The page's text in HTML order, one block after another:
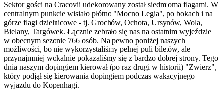
Sektor gości na Cracovii udekorowany został siedmioma flagami. W
centralnym punkcie wisiało płótno "Mocno Legia", po bokach i na
górze flagi dzielnicowe - tj. Grochów, Ochota, Ursynów, Wola,
Bielany, Targówek. Łącznie zebrało się nas na ostatnim wyjeździe
w obecnym sezonie 766 osób. Na pewno poniżej naszych
możliwości, bo nie wykorzystaliśmy pełnej puli biletów, ale
przynajmniej wokalnie pokazaliśmy się z bardzo dobrej strony. Tego
dnia naszym dopingiem kierował (po raz drugi w historii) "Zwierz",
który podjął się kierowania dopingiem podczas wakacyjnego
wyjazdu do Kopenhagi.